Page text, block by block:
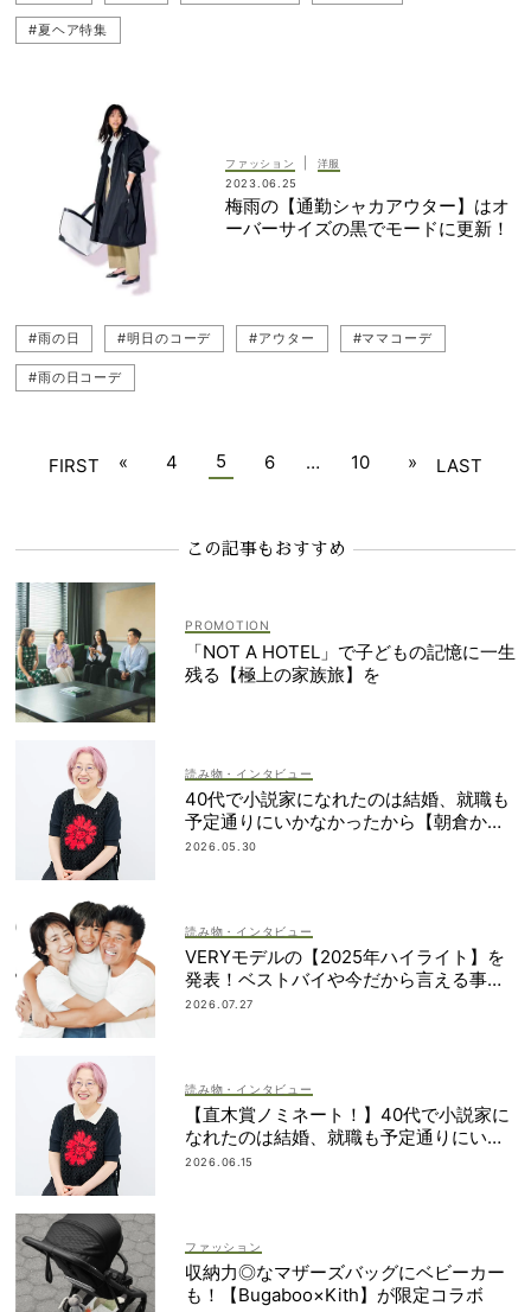
#夏ヘア特集
ファッション
洋服
2023.06.25
梅雨の【通勤シャカアウター】はオ
ーバーサイズの黒でモードに更新！
#雨の日 #明日のコーデ #アウター #ママコーデ
#雨の日コーデ
FIRST « 4 5 6 … 10 » LAST
この記事もおすすめ
「NOT A HOTEL」で子どもの記憶に一生
残る【極上の家族旅】を
読み物・インタビュー
40代で小説家になれたのは結婚、就職も
予定通りにいかなかったから【朝倉かす
みさん】
2026.05.30
読み物・インタビュー
VERYモデルの【2025年ハイライト】を
発表！ベストバイや今だから言える事件
簿も大公開
2026.07.27
読み物・インタビュー
【直木賞ノミネート！】40代で小説家に
なれたのは結婚、就職も予定通りにいか
なかったから｜朝倉かすみさん
2026.06.15
ファッション
収納力◎なマザーズバッグにベビーカー
も！【Bugaboo×Kith】が限定コラボ